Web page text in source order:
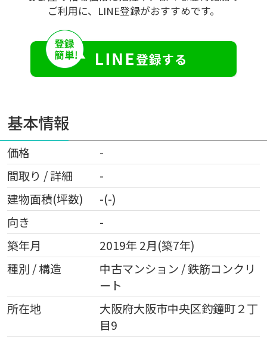
ご利用に、LINE登録がおすすめです。
基本情報
価格
-
間取り / 詳細
-
建物面積(坪数)
-(-)
向き
-
築年月
2019年 2月(築7年)
種別 / 構造
中古マンション / 鉄筋コンクリ
ート
所在地
大阪府大阪市中央区釣鐘町２丁
目9